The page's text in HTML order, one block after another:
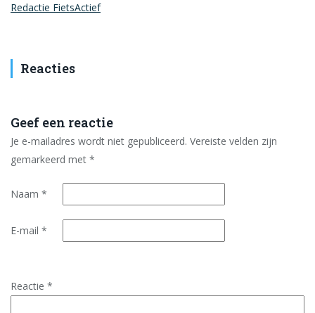
Redactie FietsActief
Reacties
Geef een reactie
Je e-mailadres wordt niet gepubliceerd. Vereiste velden zijn
gemarkeerd met *
Naam *
E-mail *
Reactie *